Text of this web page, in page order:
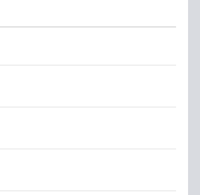
，他们好像是一个人。温
在她即将大学毕业时，谢
师”。温颂宜应了，只身一人
与网友的对话框里，敲下
，赶在了0点前，带着一束